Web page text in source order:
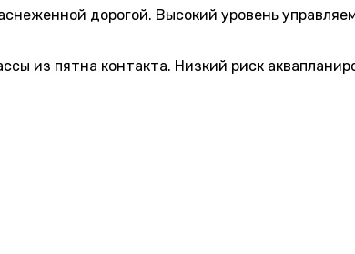
дорогой. Высокий уровень
из пятна контакта. Низкий риск